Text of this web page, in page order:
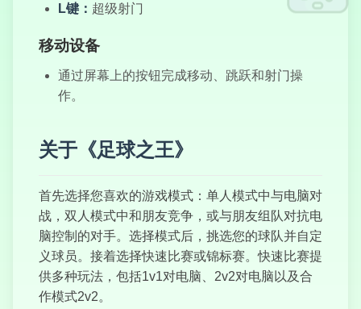
幽灵冲刺
L键： 超级射门
移动设备
通过屏幕上的按钮完成移动、跳跃和射门操
作。
关于《足球之王》
首先选择您喜欢的游戏模式：单人模式中与电脑对
战，双人模式中和朋友竞争，或与朋友组队对抗电
脑控制的对手。选择模式后，挑选您的球队并自定
义球员。接着选择快速比赛或锦标赛。快速比赛提
供多种玩法，包括1v1对电脑、2v2对电脑以及合
作模式2v2。